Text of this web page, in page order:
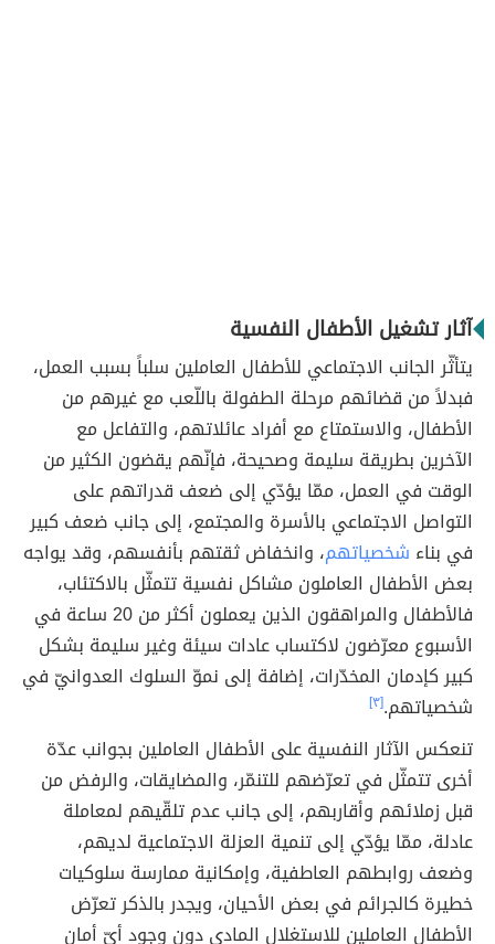
آثار تشغيل الأطفال النفسية
يتأثّر الجانب الاجتماعي للأطفال العاملين سلباً بسبب العمل،
فبدلاً من قضائهم مرحلة الطفولة باللّعب مع غيرهم من
الأطفال، والاستمتاع مع أفراد عائلاتهم، والتفاعل مع
الآخرين بطريقة سليمة وصحيحة، فإنّهم يقضون الكثير من
الوقت في العمل، ممّا يؤدّي إلى ضعف قدراتهم على
التواصل الاجتماعي بالأسرة والمجتمع، إلى جانب ضعف كبير
في بناء شخصياتهم، وانخفاض ثقتهم بأنفسهم، وقد يواجه
بعض الأطفال العاملون مشاكل نفسية تتمثّل بالاكتئاب،
فالأطفال والمراهقون الذين يعملون أكثر من 20 ساعة في
الأسبوع معرّضون لاكتساب عادات سيئة وغير سليمة بشكل
كبير كإدمان المخدّرات، إضافة إلى نموّ السلوك العدوانيّ في
شخصياتهم.[٣]
تنعكس الآثار النفسية على الأطفال العاملين بجوانب عدّة
أخرى تتمثّل في تعرّضهم للتنمّر، والمضايقات، والرفض من
قبل زملائهم وأقاربهم، إلى جانب عدم تلقّيهم لمعاملة
عادلة، ممّا يؤدّي إلى تنمية العزلة الاجتماعية لديهم،
وضعف روابطهم العاطفية، وإمكانية ممارسة سلوكيات
خطيرة كالجرائم في بعض الأحيان، ويجدر بالذكر تعرّض
الأطفال العاملين للاستغلال المادي دون وجود أيّ أمان